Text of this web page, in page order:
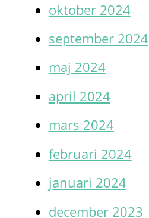
oktober 2024
september 2024
maj 2024
april 2024
mars 2024
februari 2024
januari 2024
december 2023